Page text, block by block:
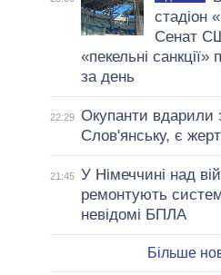
стадіон
Сенат
«пекельні
за день
22:29 Окупанти вдарили
Слов'янську, є
21:45 У Німеччині над
ремонтують
невідомі БПЛА
Більше